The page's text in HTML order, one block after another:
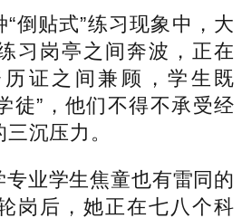
贴式”练习现象中，大
习岗亭之间奔波，正在
证之间兼顾，学生既
徒”，他们不得不承受经
沉压力。
业学生焦童也有雷同的
岗后，她正在七八个科